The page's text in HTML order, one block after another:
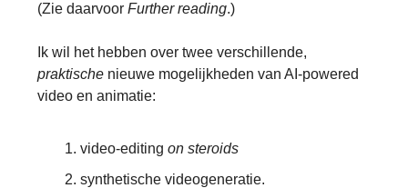
(Zie daarvoor Further reading.)
Ik wil het hebben over twee verschillende,
praktische nieuwe mogelijkheden van AI-powered
video en animatie:
video-editing on steroids
synthetische videogeneratie.